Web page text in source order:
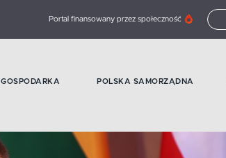
Portal finansowany przez społeczność
GOSPODARKA POLSKA SAMORZĄDNA